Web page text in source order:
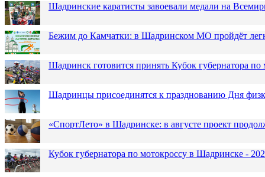
Шадринские каратисты завоевали медали на
Бежим до Камчатки: в Шадринском МО пройдёт
Шадринск готовится принять Кубок губернатора по
Шадринцы присоединятся к празднованию Дня
«СпортЛето» в Шадринске: в августе проект
Кубок губернатора по мотокроссу в Шадринске -